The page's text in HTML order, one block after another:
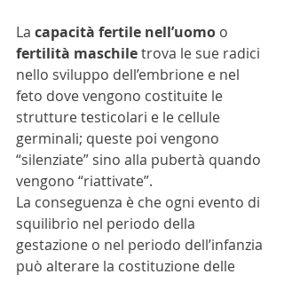
La capacità fertile nell’uomo o
fertilità maschile trova le sue radici
nello sviluppo dell’embrione e nel
feto dove vengono costituite le
strutture testicolari e le cellule
germinali; queste poi vengono
“silenziate” sino alla pubertà quando
vengono “riattivate”.
La conseguenza è che ogni evento di
squilibrio nel periodo della
gestazione o nel periodo dell’infanzia
può alterare la costituzione delle